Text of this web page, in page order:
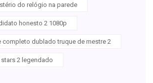
do relógio na parede
honesto 2 1080p
completo dublado truque de mestre 2
2 legendado